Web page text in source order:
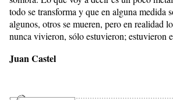
todo se transforma y que en alguna medida
algunos, otros se mueren, pero en realidad
nunca vivieron, sólo estuvieron; estuvieron
Juan Castel